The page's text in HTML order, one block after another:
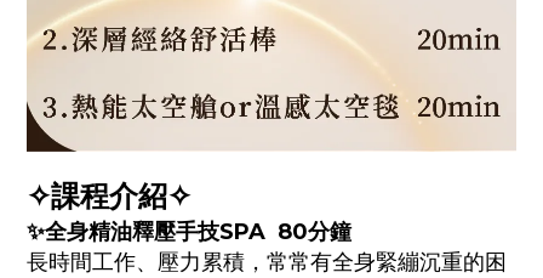
✧課程介紹✧
✨全身精油釋壓手技SPA 80分鐘
長時間工作、壓力累積，常常有全身緊繃沉重的困